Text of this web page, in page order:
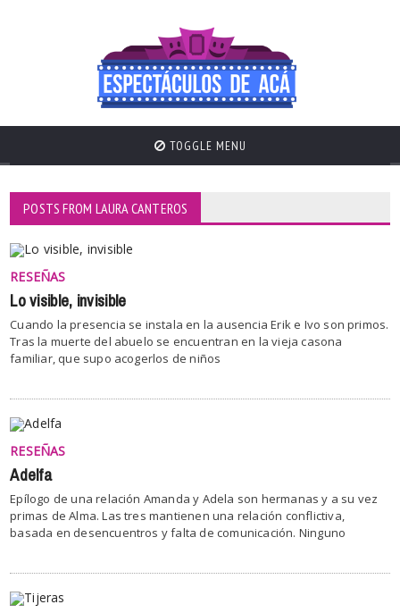
TOGGLE MENU
POSTS FROM LAURA CANTEROS
RESEÑAS
Lo visible, invisible
Cuando la presencia se instala en la ausencia Erik e Ivo son primos.
Tras la muerte del abuelo se encuentran en la vieja casona
familiar, que supo acogerlos de niños
RESEÑAS
Adelfa
Epílogo de una relación Amanda y Adela son hermanas y a su vez
primas de Alma. Las tres mantienen una relación conflictiva,
basada en desencuentros y falta de comunicación. Ninguno